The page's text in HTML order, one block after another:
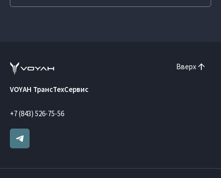
Вверх
VOYAH ТрансТехСервис
+7 (843) 526-75-56